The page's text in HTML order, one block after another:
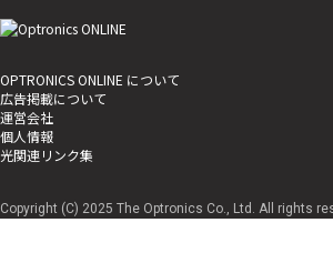
OPTRONICS ONLINE について
広告掲載について
運営会社
個人情報
光関連リンク集
Copyright (C) 2025 The Optronics Co., Ltd. All rights